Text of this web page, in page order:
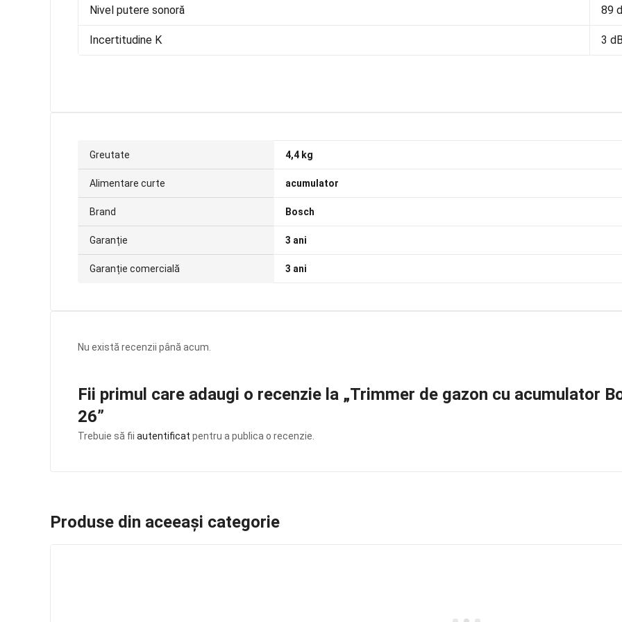
Nivel putere sonoră 89
Incertitudine K 3 dB
Greutate 4,4 kg
Alimentare curte acumulator
Brand Bosch
Garanție 3 ani
Garanție comercială 3 ani
Nu există recenzii până acum.
Fii primul care adaugi o recenzie la „Trimmer de gazon cu acumulator
26”
Trebuie să fii autentificat pentru a publica o recenzie.
Produse din aceeași categorie